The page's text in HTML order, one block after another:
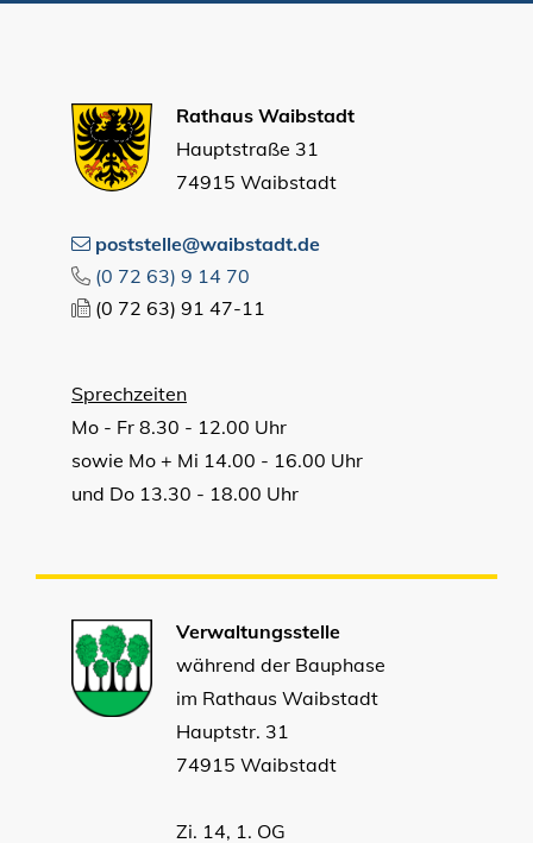
Rathaus Waibstadt
Hauptstraße 31
74915 Waibstadt
poststelle@waibstadt.de
(0 72 63) 9 14 70
(0 72 63) 91 47-11
Sprechzeiten
Mo - Fr 8.30 - 12.00 Uhr
sowie Mo + Mi 14.00 - 16.00 Uhr
und Do 13.30 - 18.00 Uhr
Verwaltungsstelle
während der Bauphase
im Rathaus Waibstadt
Hauptstr. 31
74915 Waibstadt
Zi. 14, 1. OG